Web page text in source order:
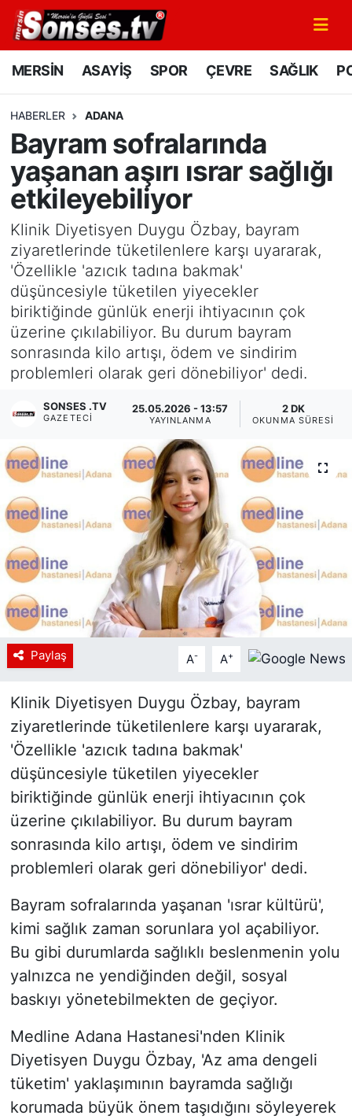
MERSİN ASAYİŞ SPOR ÇEVRE SAĞLIK
HABERLER ADANA
Bayram sofralarında
yaşanan aşırı ısrar sağlığı
etkileyebiliyor
Klinik Diyetisyen Duygu Özbay, bayram
ziyaretlerinde tüketilenlere karşı uyararak,
'Özellikle 'azıcık tadına bakmak'
düşüncesiyle tüketilen yiyecekler
biriktiğinde günlük enerji ihtiyacının çok
üzerine çıkılabiliyor. Bu durum bayram
sonrasında kilo artışı, ödem ve sindirim
problemleri olarak geri dönebiliyor' dedi.
SONSES .TV
GAZETECI
25.05.2026 - 13:57
YAYINLANMA
2 DK
OKUNMA SÜRESI
Paylaş A- A+
Klinik Diyetisyen Duygu Özbay, bayram
ziyaretlerinde tüketilenlere karşı uyararak,
'Özellikle 'azıcık tadına bakmak'
düşüncesiyle tüketilen yiyecekler
biriktiğinde günlük enerji ihtiyacının çok
üzerine çıkılabiliyor. Bu durum bayram
sonrasında kilo artışı, ödem ve sindirim
problemleri olarak geri dönebiliyor' dedi.
Bayram sofralarında yaşanan 'ısrar kültürü',
kimi sağlık zaman sorunlara yol açabiliyor.
Bu gibi durumlarda sağlıklı beslenmenin yolu
yalnızca ne yendiğinden değil, sosyal
baskıyı yönetebilmekten de geçiyor.
Medline Adana Hastanesi'nden Klinik
Diyetisyen Duygu Özbay, 'Az ama dengeli
tüketim' yaklaşımının bayramda sağlığı
korumada büyük önem taşıdığını söyleyerek
MERSİN
SPOR
GÜNÜN MANŞETİ
DÜNYA
KÜLTÜR - SANAT
MAGAZİN
SAĞLIK
Siyaset
YEREL HABER
Haberde insan
Mersin Nöbetçi Eczaneler
Mersin Namaz Vakitleri
Mersin Trafik Yoğunluk Haritası
Süper Lig Puan Durumu ve Fikstür
Tüm Manşetler
Son Dakika Haberleri
Haber Arşivi